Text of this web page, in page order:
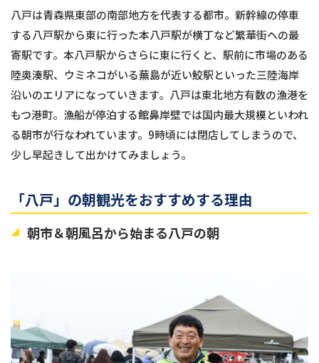
八戸は青森県東部の南部地方を代表する都市。新幹線の停車
する八戸駅から東に行った本八戸駅が横丁など繁華街への最
寄駅です。本八戸駅からさらに東に行くと、駅前に市場のある
陸奥湊駅、ウミネコがいる蕪島が近い鮫駅といった三陸海岸
沿いのエリアになっていきます。八戸は東北地方有数の漁港を
もつ港町。漁船が停泊する館鼻岸壁では国内最大規模といわれ
る朝市が行なわれています。9時頃には閉店してしまうので、
少し早起きして出かけてみましょう。
「八戸」の朝観光をおすすめする理由
朝市＆朝風呂から始まる八戸の朝